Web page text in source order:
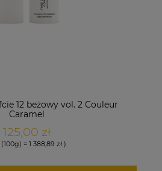
12 beżowy vol. 2 Couleur
Caramel
125,00 zł
(100g) = 1 388,89 zł )